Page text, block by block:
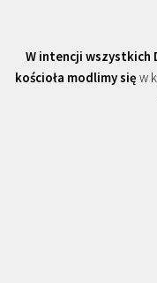
W intencji wszystkich
kościoła modlimy się w